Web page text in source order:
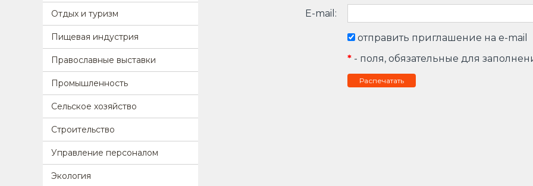
Отдых и туризм
Пищевая индустрия
Православные выставки
Промышленность
Сельское хозяйство
Строительство
Управление персоналом
Экология
E-mail:
отправить приглашение на e-mail
* - поля, обязательные для